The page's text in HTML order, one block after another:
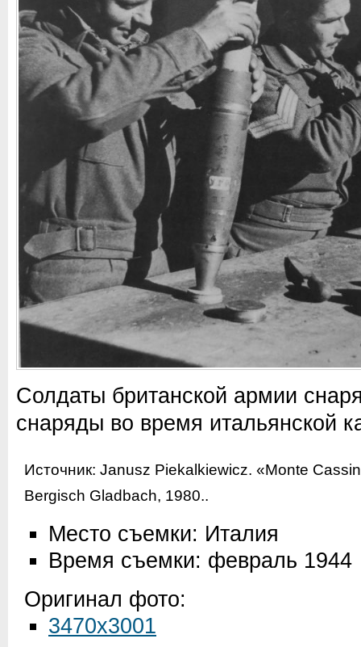
Солдаты британской армии
снаряды во время итальянской
Источник: Janusz Piekalkiewicz. «Monte
Bergisch Gladbach, 1980..
Место съемки: Италия
Время съемки: февраль 1944
Оригинал фото:
3470x3001